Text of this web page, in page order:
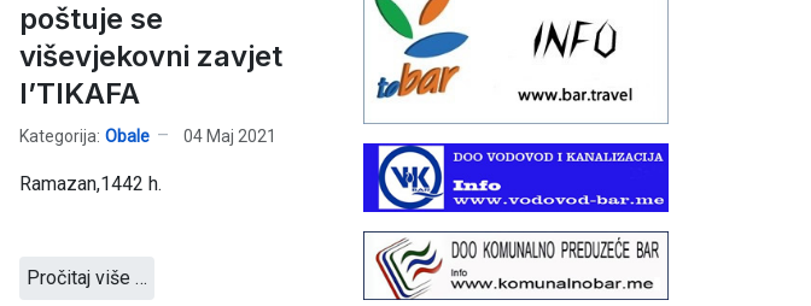
poštuje se
viševjekovni zavjet
I’TIKAFA
Kategorija: Obale 04 Maj 2021
Ramazan,1442 h.
Pročitaj više …